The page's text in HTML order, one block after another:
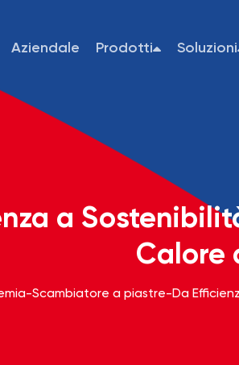
Aziendale Prodotti Soluzioni
a
Calore
-Scambiatore a piastre-Da